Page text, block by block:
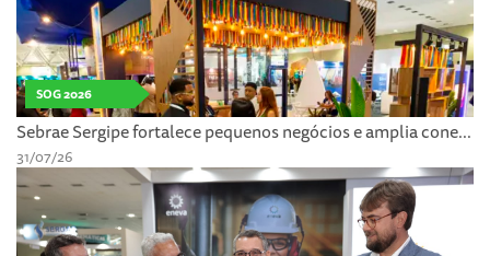
SOG 2026
Sebrae Sergipe fortalece pequenos negócios e amplia cone...
31/07/26